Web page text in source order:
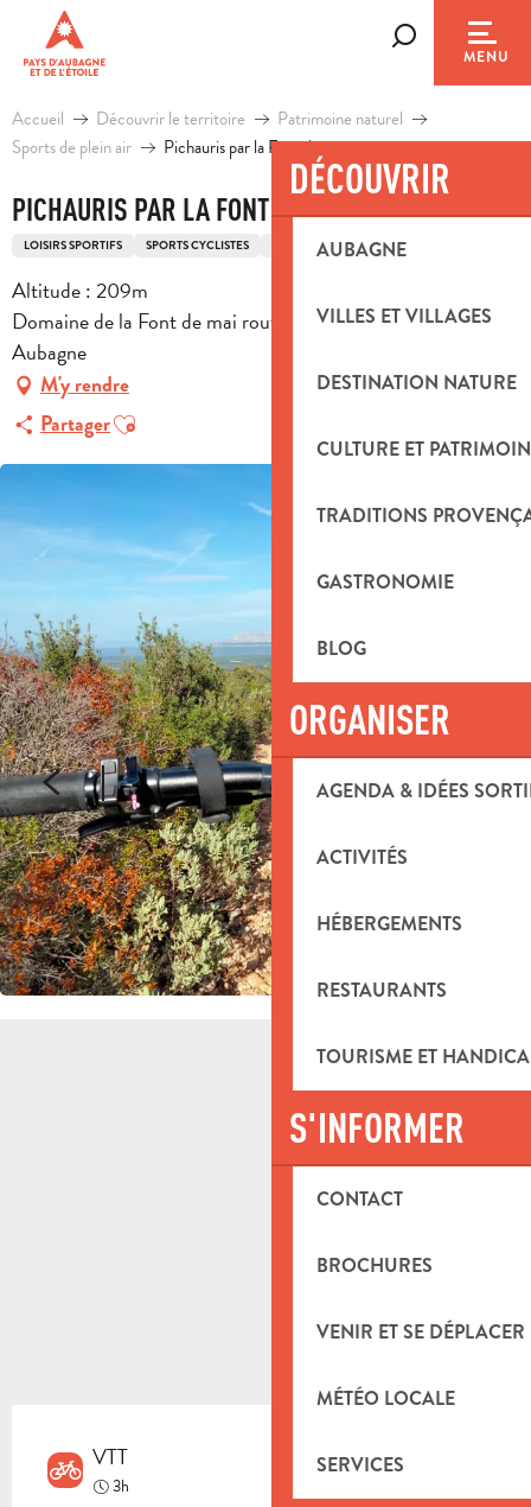
contenu
principal
MENU
DÉCOUVRIR
AUBAGNE
VILLES ET VILLAGES
DESTINATION NATURE
CULTURE ET
TRADITIONS
GASTRONOMIE
BLOG
ORGANISER
AGENDA & IDÉES
ACTIVITÉS
HÉBERGEMENTS
RESTAURANTS
TOURISME ET
S'INFORMER
CONTACT
BROCHURES
VENIR ET SE DÉPLACER
MÉTÉO LOCALE
SERVICES
Accueil Découvrir le territoire
Patrimoine naturel
Sports de plein air
Pichauris par la Font de mai
PICHAURIS PAR LA FONT DE MAI
LOISIRS SPORTIFS SPORTS CYCLISTES ITINÉRAIRE VTT
Altitude : 209m
Domaine de la Font de mai route de la font de mai, 13400
Aubagne
M'y rendre
PartagerAjouter aux favoris
VTT
3h